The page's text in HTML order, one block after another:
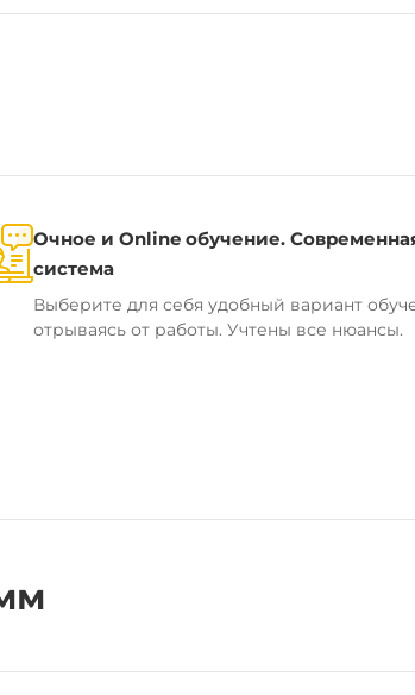
Очное и Online обучение.
система
Выберите для себя удобный вариант
отрываясь от работы. Учтены все нюансы.